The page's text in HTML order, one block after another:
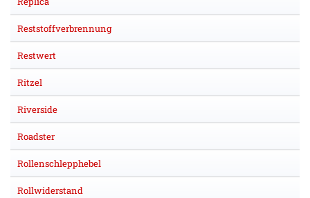
Reststoffverbrennung
Restwert
Ritzel
Riverside
Roadster
Rollenschlepphebel
Rollwiderstand